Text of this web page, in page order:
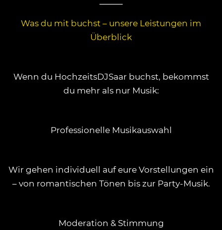
⸻
Was du mit buchst – unsere Leistungen im
Überblick
Wenn du HochzeitsDJSaar buchst, bekommst
du mehr als nur Musik:
Professionelle Musikauswahl
Wir gehen individuell auf eure Vorstellungen ein
– von romantischen Tönen bis zur Party-Musik.
Moderation & Stimmung